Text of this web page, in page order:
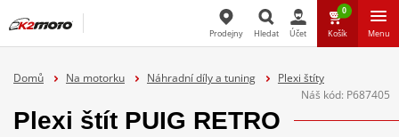
Prodejny Hledat Účet
0
Košík Menu
Domů Na motorku Náhradní díly a tuning
Plexi štíty
Náš kód: P687405
Plexi štít PUIG RETRO